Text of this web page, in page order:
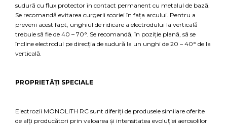
sudură cu flux protector în contact permanent cu metalul de bază.
Se recomandă evitarea curgerii scoriei în fața arcului. Pentru a
preveni acest fapt, unghiul de ridicare a electrodului la verticală
trebuie să fie de 40 – 70°. Se recomandă, în poziție plană, să se
încline electrodul pe direcția de sudură la un unghi de 20 – 40° de la
verticală.
PROPRIETĂȚI SPECIALE
Electrozii MONOLITH RC sunt diferiți de produsele similare oferite
de alți producători prin valoarea și intensitatea evoluției aerosolilor